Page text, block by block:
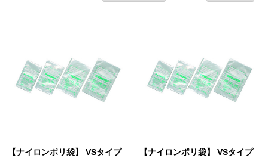
【ナイロンポリ袋】 VSタイプ
【ナイロンポリ袋】 VSタイプ